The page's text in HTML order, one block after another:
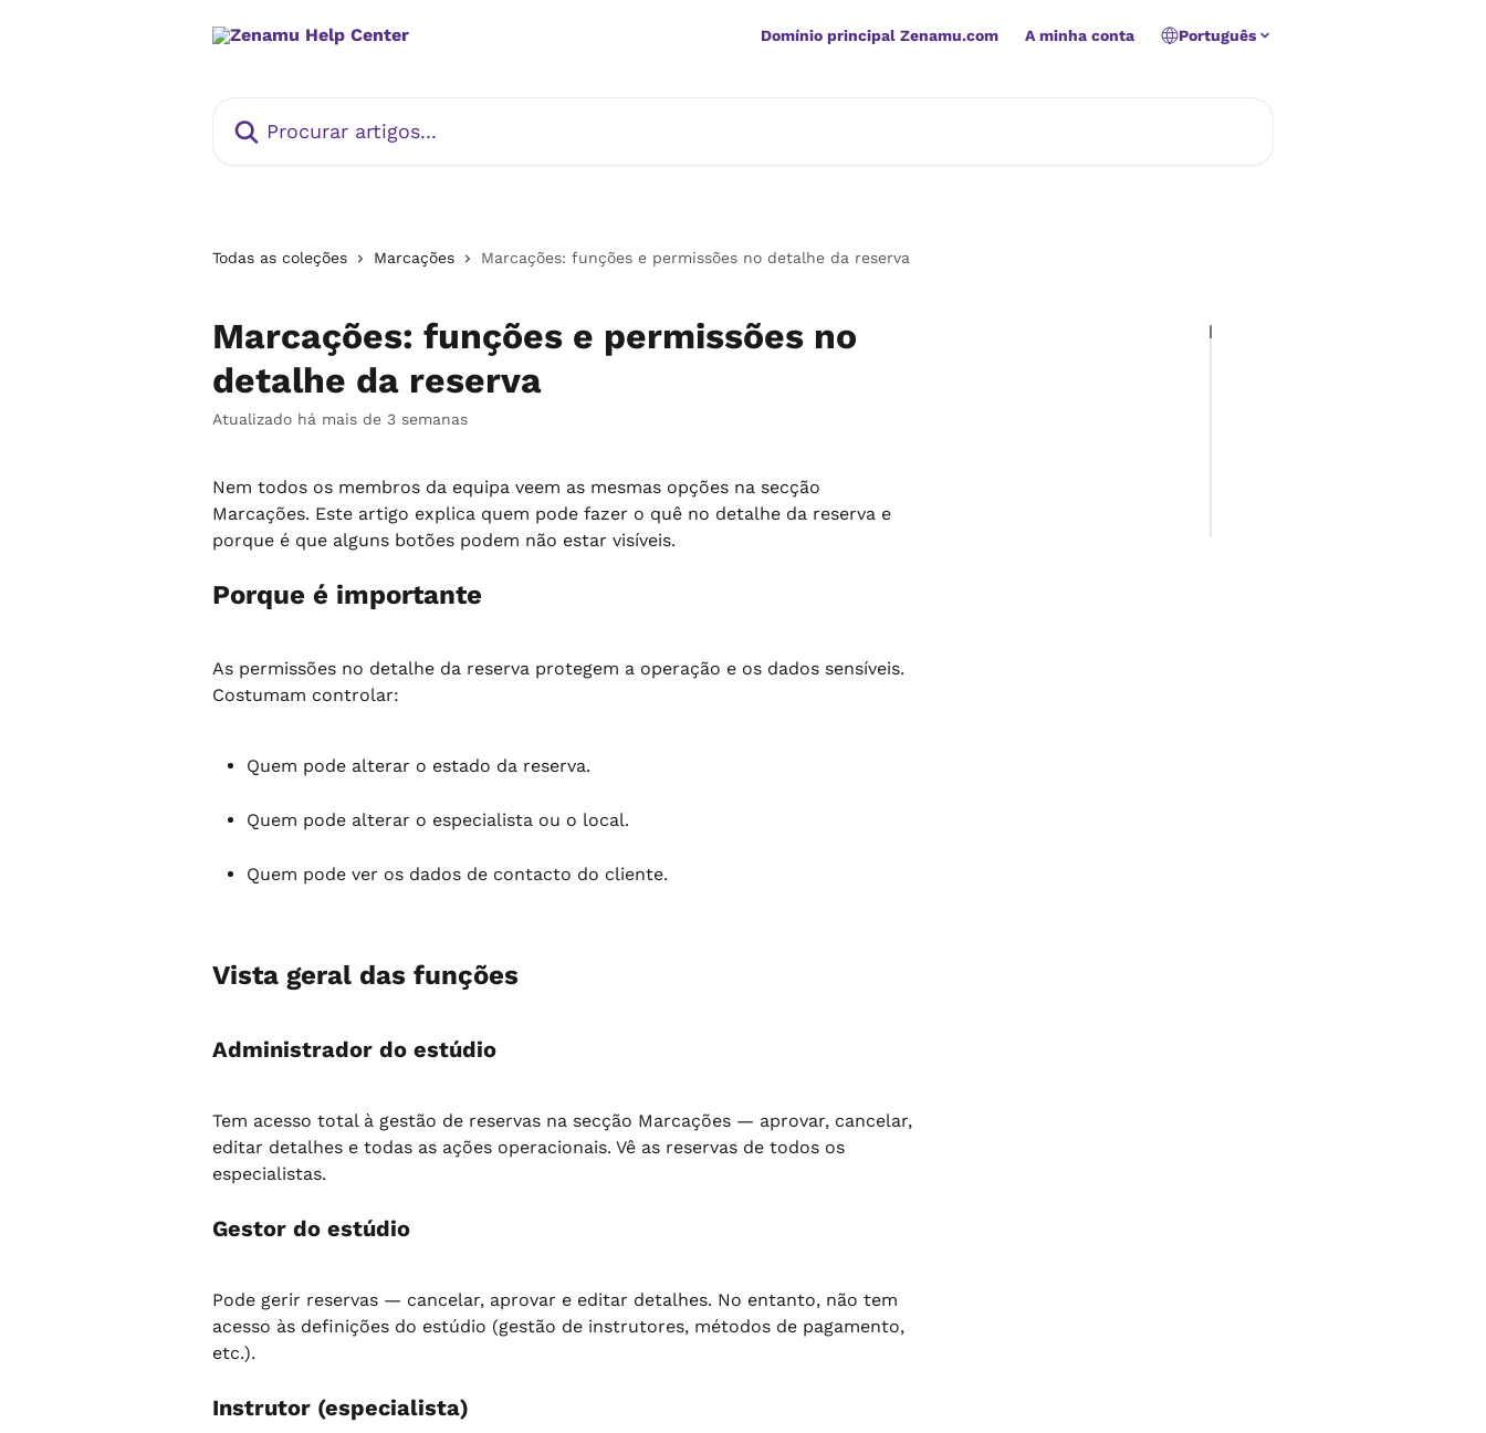
Domínio principal Zenamu.com A minha conta Português
Todas as coleções Marcações Marcações: funções e permissões no detalhe da reserva
Marcações: funções e permissões no
detalhe da reserva
Atualizado há mais de 3 semanas
Nem todos os membros da equipa veem as mesmas opções na secção
Marcações. Este artigo explica quem pode fazer o quê no detalhe da reserva e
porque é que alguns botões podem não estar visíveis.
Porque é importante
As permissões no detalhe da reserva protegem a operação e os dados sensíveis.
Costumam controlar:
Quem pode alterar o estado da reserva.
Quem pode alterar o especialista ou o local.
Quem pode ver os dados de contacto do cliente.
Vista geral das funções
Administrador do estúdio
Tem acesso total à gestão de reservas na secção Marcações — aprovar, cancelar,
editar detalhes e todas as ações operacionais. Vê as reservas de todos os
especialistas.
Gestor do estúdio
Pode gerir reservas — cancelar, aprovar e editar detalhes. No entanto, não tem
acesso às definições do estúdio (gestão de instrutores, métodos de pagamento,
etc.).
Instrutor (especialista)